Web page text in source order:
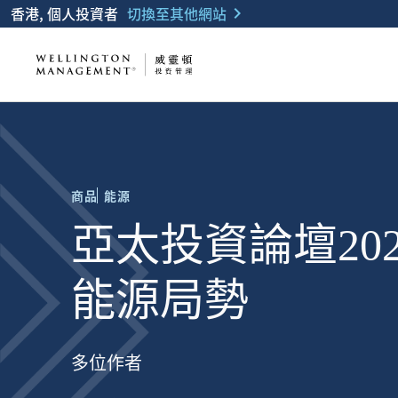
香港, 個人投資者 切換至其他網站 chevron_right
商品 能源
亞太投資論壇
能源局勢
多位作者